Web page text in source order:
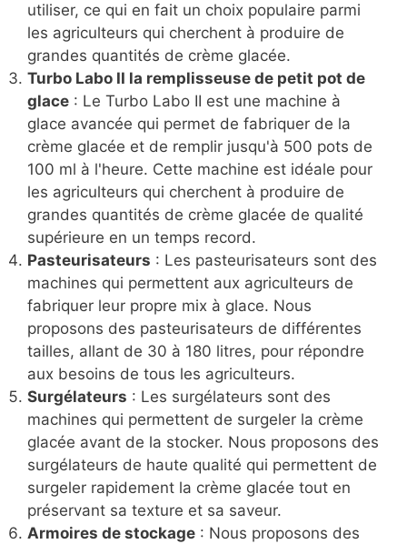
utiliser, ce qui en fait un choix populaire parmi
les agriculteurs qui cherchent à produire de
grandes quantités de crème glacée.
Turbo Labo II la remplisseuse de petit pot de
glace : Le Turbo Labo II est une machine à
glace avancée qui permet de fabriquer de la
crème glacée et de remplir jusqu'à 500 pots de
100 ml à l'heure. Cette machine est idéale pour
les agriculteurs qui cherchent à produire de
grandes quantités de crème glacée de qualité
supérieure en un temps record.
Pasteurisateurs : Les pasteurisateurs sont des
machines qui permettent aux agriculteurs de
fabriquer leur propre mix à glace. Nous
proposons des pasteurisateurs de différentes
tailles, allant de 30 à 180 litres, pour répondre
aux besoins de tous les agriculteurs.
Surgélateurs : Les surgélateurs sont des
machines qui permettent de surgeler la crème
glacée avant de la stocker. Nous proposons des
surgélateurs de haute qualité qui permettent de
surgeler rapidement la crème glacée tout en
préservant sa texture et sa saveur.
Armoires de stockage : Nous proposons des